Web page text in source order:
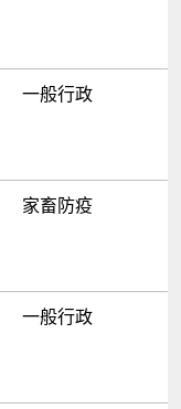
一般行政
家畜防疫
一般行政